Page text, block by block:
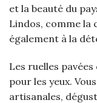
et la beauté du
Lindos, comme la
également à la
Les ruelles
pour les yeux.
artisanales,